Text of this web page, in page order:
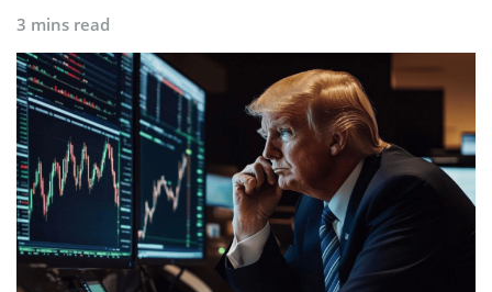
3 mins read